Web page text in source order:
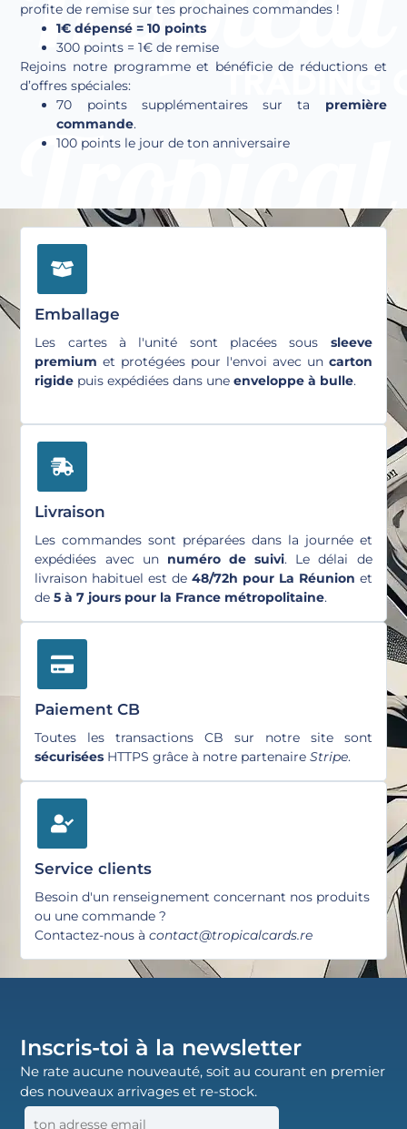
profite de remise sur tes prochaines commandes !
1€ dépensé = 10 points
300 points = 1€ de remise
Rejoins notre programme et bénéficie de réductions et
d’offres spéciales:
70 points supplémentaires sur ta première
commande.
100 points le jour de ton anniversaire
Emballage
Les cartes à l'unité sont placées sous sleeve
premium et protégées pour l'envoi avec un carton
rigide puis expédiées dans uneenveloppe à bulle.
Livraison
Les commandes sont préparées dans la journée et
expédiées avec un numéro de suivi. Le délai de
livraison habituel est de 48/72h pour La Réunion et
de5 à 7 jours pour la France métropolitaine.
Paiement CB
Toutes les transactions CB sur notre site sont
sécurisées HTTPS grâce à notre partenaireStripe.
Service clients
Besoin d'un renseignement concernant nos produits
ou une commande ?
Contactez-nous àcontact@tropicalcards.re
Inscris-toi à la newsletter
Ne rate aucune nouveauté, soit au courant en premier
des nouveaux arrivages et re-stock.